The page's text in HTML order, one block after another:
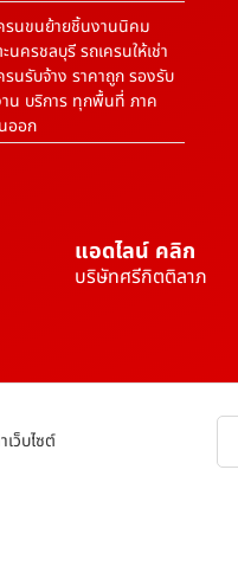
รนขนย้ายชิ้นงานนิคม
นครชลบุรี รถเครนให้เช่า
รนรับจ้าง ราคาถูก รองรับ
น บริการ ทุกพื้นที่ ภาค
ออก
แอดไลน์ คลิก
บริษัทศรีกิตติลาภ
เว็บไซต์